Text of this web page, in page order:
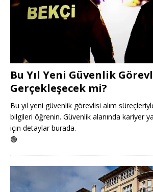
Bu Yıl Yeni Güvenlik
Gerçekleşecek mi?
Bu yıl yeni güvenlik görevlisi alım
bilgileri öğrenin. Güvenlik alanında kariyer
için detaylar burada.
🟢